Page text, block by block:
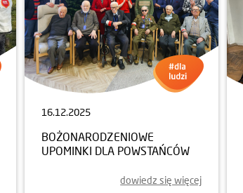
16.12.2025
BOŻONARODZENIOWE
UPOMINKI DLA POWSTAŃCÓW
dowiedz się więcej